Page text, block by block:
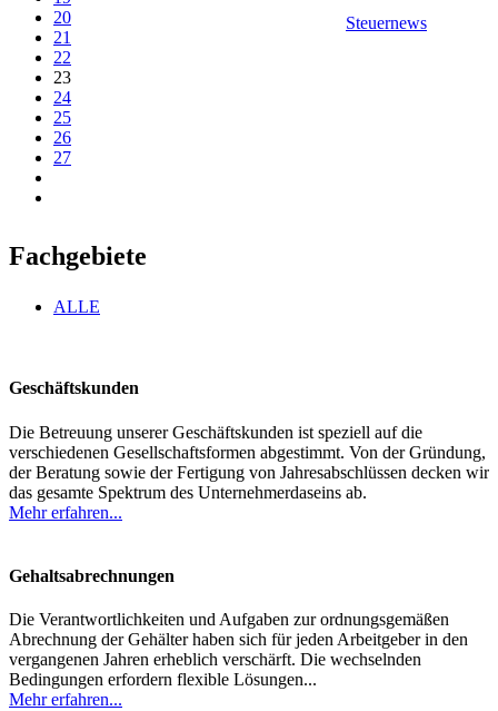
20
21
22
23
24
25
26
27
Fachgebiete
ALLE
Geschäftskunden
Die Betreuung unserer Geschäftskunden ist speziell auf die
verschiedenen Gesellschaftsformen abgestimmt. Von der Gründung,
der Beratung sowie der Fertigung von Jahresabschlüssen decken wir
das gesamte Spektrum des Unternehmerdaseins ab.
Mehr erfahren...
Gehaltsabrechnungen
Die Verantwortlichkeiten und Aufgaben zur ordnungsgemäßen
Abrechnung der Gehälter haben sich für jeden Arbeitgeber in den
vergangenen Jahren erheblich verschärft. Die wechselnden
Bedingungen erfordern flexible Lösungen...
Mehr erfahren...
Steuernews